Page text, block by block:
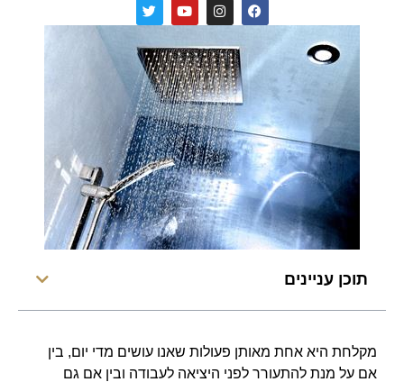
תוכן עניינים
מקלחת היא אחת מאותן פעולות שאנו עושים מדי יום, בין
אם על מנת להתעורר לפני היציאה לעבודה ובין אם גם